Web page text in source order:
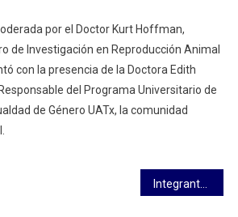
por el Doctor Kurt Hoffman,
de Investigación en Reproducción Animal
con la presencia de la Doctora Edith
del Programa Universitario de
de Género UATx, la comunidad